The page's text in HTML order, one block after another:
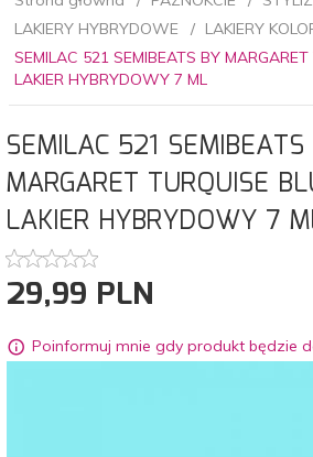
LAKIERY HYBRYDOWE
LAKIERY
SEMILAC 521 SEMIBEATS BY
LAKIER HYBRYDOWY 7 ML
SEMILAC 521
MARGARET TURQUISE
LAKIER HYBRYDOWY 7
29,99 PLN
Poinformuj mnie gdy produkt będzie